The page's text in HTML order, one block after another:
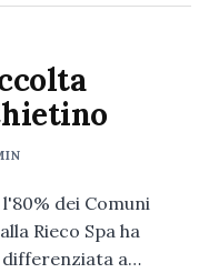
dei Comuni
Rieco Spa ha
a…